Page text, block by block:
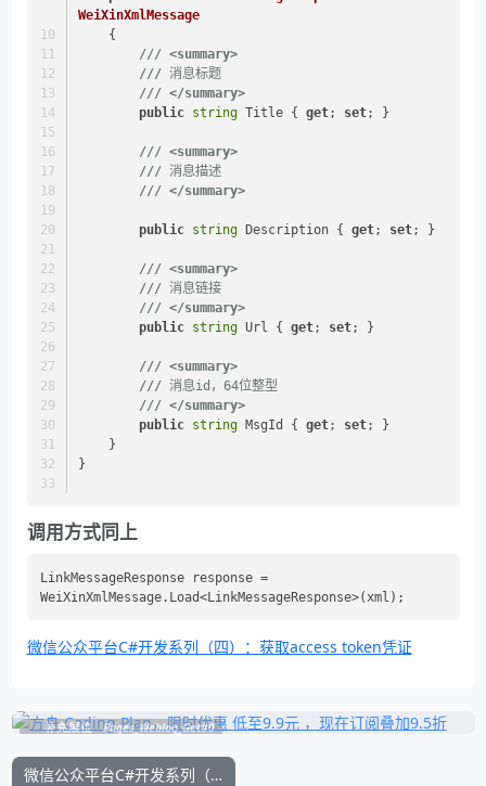
WeiXinXmlMessage
    {
/// <summary>
/// 消息标题
/// </summary>
public string Title { get; set; }
/// <summary>
/// 消息描述
/// </summary>
public string Description { get; set; }
/// <summary>
/// 消息链接
/// </summary>
public string Url { get; set; }
/// <summary>
/// 消息id，64位整型
/// </summary>
public string MsgId { get; set; }
    }
}
调用方式同上
LinkMessageResponse response =
微信公众平台C#开发系列（四）：获取access token凭证
补充展位 Pages_Weblog_Get#0
微信公众平台C#开发系列（十二）: 模板消息-设置微信消息的所属行业